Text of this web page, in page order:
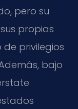
pero su
propias
privilegios
bajo